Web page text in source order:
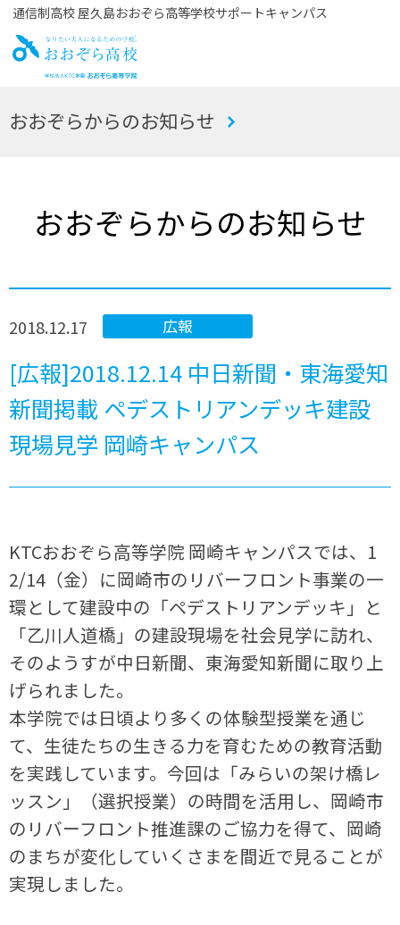
通信制高校 屋久島おおぞら高等学校サポートキャンパス
お
おおぞらからのお知らせ
おおぞらからのお知らせ
2018.12.17 広報
[広報]2018.12.14 中日新聞・東海愛知
新聞掲載 ペデストリアンデッキ建設
現場見学 岡崎キャンパス
KTCおおぞら高等学院 岡崎キャンパスでは、1
2/14（金）に岡崎市のリバーフロント事業の一
環として建設中の「ペデストリアンデッキ」と
「乙川人道橋」の建設現場を社会見学に訪れ、
そのようすが中日新聞、東海愛知新聞に取り上
げられました。
本学院では日頃より多くの体験型授業を通じ
て、生徒たちの生きる力を育むための教育活動
を実践しています。今回は「みらいの架け橋レ
ッスン」（選択授業）の時間を活用し、岡崎市
のリバーフロント推進課のご協力を得て、岡崎
のまちが変化していくさまを間近で見ることが
実現しました。